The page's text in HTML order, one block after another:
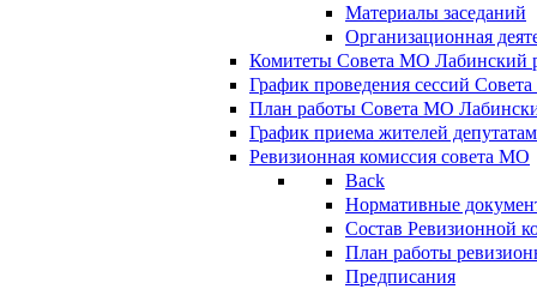
Материалы заседаний
Организационная
Комитеты Совета МО Лабинский
График проведения сессий
План работы Совета МО
График приема жителей
Ревизионная комиссия совета МО
Back
Нормативные
Состав Ревизионной
План работы
Предписания